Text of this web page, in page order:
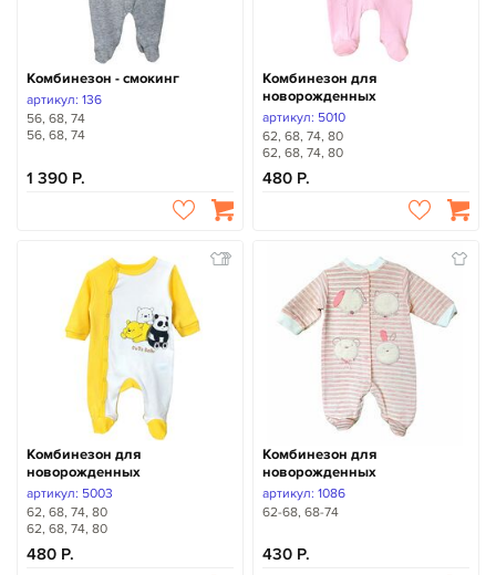
Комбинезон - смокинг
артикул: 136
56, 68, 74
56, 68, 74
1 390
Комбинезон для
новорожденных
артикул: 5010
62, 68, 74, 80
62, 68, 74, 80
480
Комбинезон для
новорожденных
артикул: 5003
62, 68, 74, 80
62, 68, 74, 80
480
Комбинезон для
новорожденных
артикул: 1086
62-68, 68-74
430